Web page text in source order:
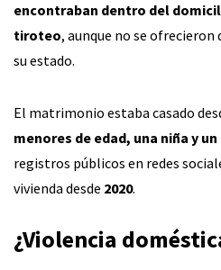
encontraban dentro del
tiroteo, aunque no se
su estado.
El matrimonio estaba casado
menores de edad, una niña y un
registros públicos en redes
vivienda desde 2020.
¿Violencia